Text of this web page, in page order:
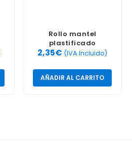
Rollo mantel
plastificado
1,20x5mts azul
2,35€ (IVA Incluido)
AÑADIR AL CARRITO